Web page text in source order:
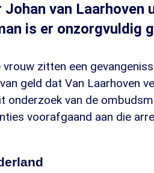
van Laarhoven
is er onzorgvuldig
vrouw zitten een
geld dat Van Laarhoven
onderzoek van de
voorafgaand aan die